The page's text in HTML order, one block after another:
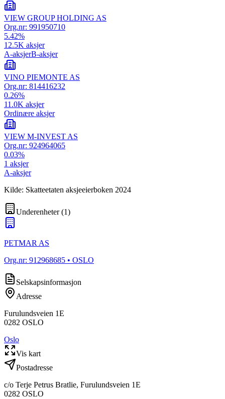
VIEW GROUP HOLDING AS
Org.nr: 991950710
5.42%
12.5K aksjer
A-aksjerB-aksjer
VINO PIEMONTE AS
Org.nr: 814416232
0.26%
11.0K aksjer
Ordinære aksjer
VIEW M-INVEST AS
Org.nr: 924964065
0.03%
1 aksjer
A-aksjer
Kilde: Skatteetaten aksjeeierboken 2024
Underenheter(1)
PETMAR AS
Org.nr: 912968685 • OSLO
Selskapsinformasjon
Adresse
Furulundsveien 1E
0282 OSLO
Oslo
Vis kart
Postadresse
c/o Terje Petrus Bratlie, Furulundsveien 1E
0282 OSLO